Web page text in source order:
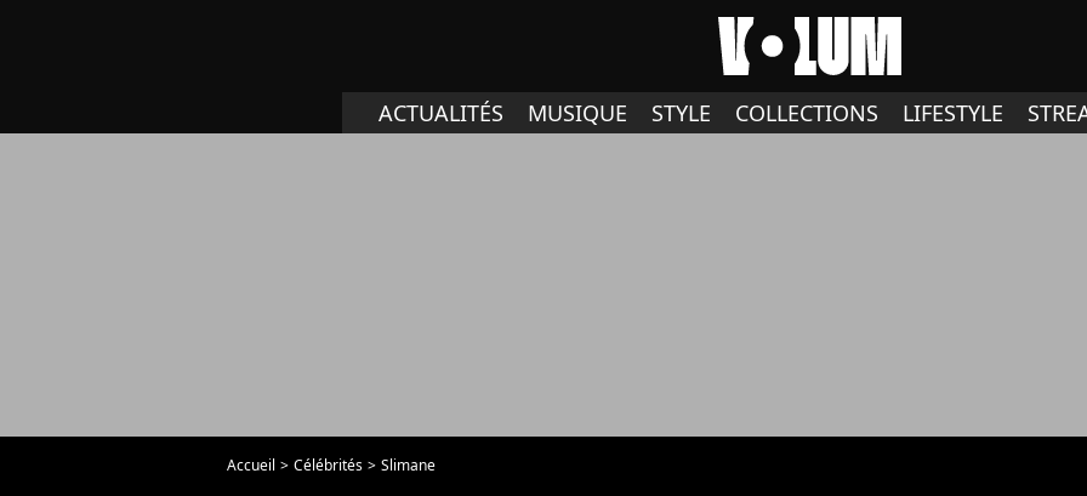
ACTUALITÉS MUSIQUE STYLE COLLECTIONS LIFESTYLE
Accueil Célébrités Slimane